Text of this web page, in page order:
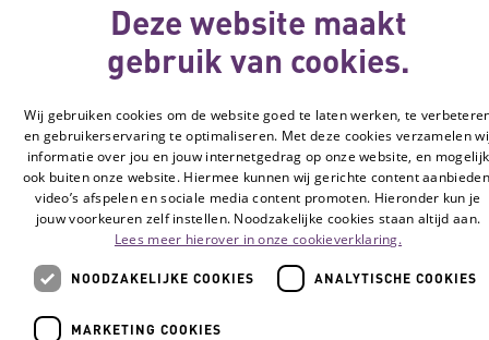
© Vilans, 2026
Deze website maakt
gebruik van cookies.
Wij gebruiken cookies om de website goed te laten werken, te
en gebruikerservaring te optimaliseren. Met deze cookies verzamelen
informatie over jou en jouw internetgedrag op onze website, en mogelijk
ook buiten onze website. Hiermee kunnen wij gerichte content
video’s afspelen en sociale media content promoten. Hieronder kun je
jouw voorkeuren zelf instellen. Noodzakelijke cookies staan altijd aan.
Lees meer hierover in onze cookieverklaring.
NOODZAKELIJKE COOKIES ANALYTISCHE COOKIES
MARKETING COOKIES